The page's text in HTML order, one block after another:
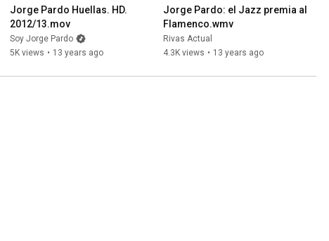
Jorge Pardo Huellas. HD.
2012/13.mov
Soy Jorge Pardo
5K views • 13 years ago
Jorge Pardo: el Jazz premia al
Flamenco.wmv
Rivas Actual
4.3K views • 13 years ago